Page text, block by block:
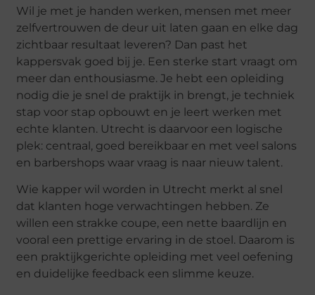
Wil je met je handen werken, mensen met meer
zelfvertrouwen de deur uit laten gaan en elke dag
zichtbaar resultaat leveren? Dan past het
kappersvak goed bij je. Een sterke start vraagt om
meer dan enthousiasme. Je hebt een opleiding
nodig die je snel de praktijk in brengt, je techniek
stap voor stap opbouwt en je leert werken met
echte klanten. Utrecht is daarvoor een logische
plek: centraal, goed bereikbaar en met veel salons
en barbershops waar vraag is naar nieuw talent.
Wie kapper wil worden in Utrecht merkt al snel
dat klanten hoge verwachtingen hebben. Ze
willen een strakke coupe, een nette baardlijn en
vooral een prettige ervaring in de stoel. Daarom is
een praktijkgerichte opleiding met veel oefening
en duidelijke feedback een slimme keuze.